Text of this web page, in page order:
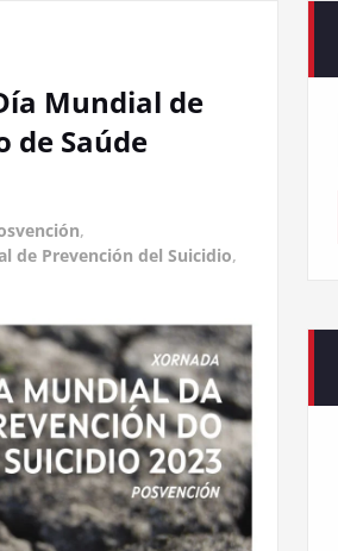
Mundial de
de Saúde
,
de Prevención del Suicidio,